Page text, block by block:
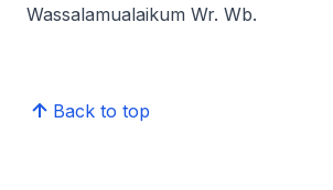
Wassalamualaikum Wr. Wb.
Back to top